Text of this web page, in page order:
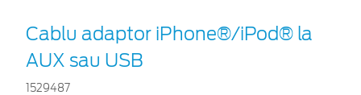
Cablu adaptor iPhone®/iPod® la
AUX sau USB
1529487